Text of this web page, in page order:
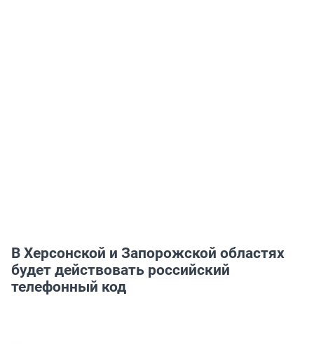
В Херсонской и Запорожской областях
будет действовать российский
телефонный код